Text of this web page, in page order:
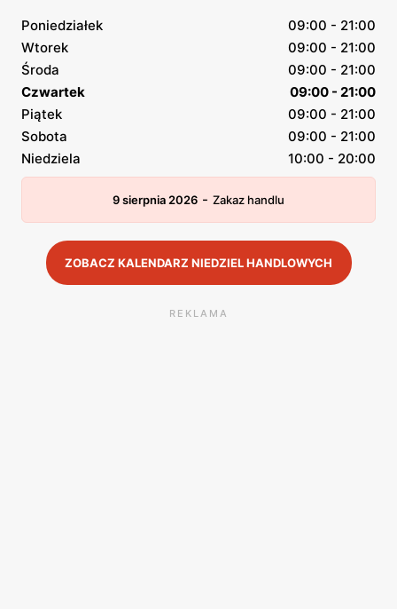
Poniedziałek
09:00 - 21:00
Wtorek
09:00 - 21:00
Środa
09:00 - 21:00
Czwartek
09:00 - 21:00
Piątek
09:00 - 21:00
Sobota
09:00 - 21:00
Niedziela
10:00 - 20:00
9 sierpnia 2026 - Zakaz handlu
ZOBACZ KALENDARZ NIEDZIEL HANDLOWYCH
REKLAMA